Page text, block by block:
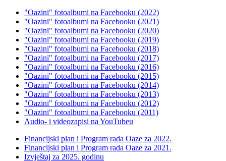
"Oazini" fotoalbumi na Facebooku (2022)
"Oazini" fotoalbumi na Facebooku (2021)
"Oazini" fotoalbumi na Facebooku (2020)
"Oazini" fotoalbumi na Facebooku (2019)
"Oazini" fotoalbumi na Facebooku (2018)
"Oazini" fotoalbumi na Facebooku (2017)
"Oazini" fotoalbumi na Facebooku (2016)
"Oazini" fotoalbumi na Facebooku (2015)
"Oazini" fotoalbumi na Facebooku (2014)
"Oazini" fotoalbumi na Facebooku (2013)
"Oazini" fotoalbumi na Facebooku (2012)
"Oazini" fotoalbumi na Facebooku (2011)
Audio- i videozapisi na YouTubeu
Financijski plan i Program rada Oaze za 2022.
Financijski plan i Program rada Oaze za 2021.
Izvještaj za 2025. godinu